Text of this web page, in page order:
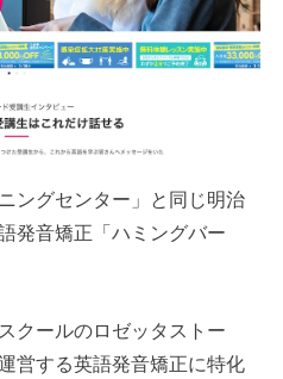
ングセンター」と同じ明治
発音矯正「ハミングバー
クールのロゼッタストー
営する英語発音矯正に特化